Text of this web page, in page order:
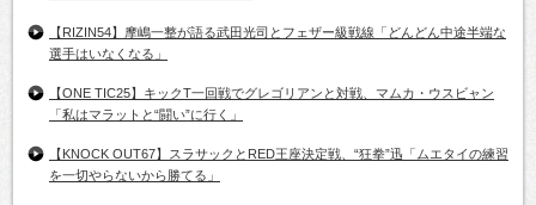
【RIZIN54】摩嶋一整が語る武田光司とフェザー級戦線「どんどん中途半端な
選手はいなくなる」
【ONE TIC25】キックT一回戦でグレゴリアンと対戦、マムカ・ウスビャン
「私はマラットと“闘い”に行く」
【KNOCK OUT67】スラサックとRED王座決定戦、“狂拳”迅「ムエタイの練習
を一切やらないから勝てる」